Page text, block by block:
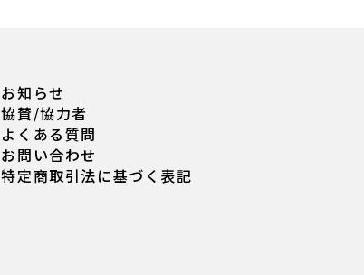
お知らせ
協賛/協力者
よくある質問
お問い合わせ
特定商取引法に基づく表記